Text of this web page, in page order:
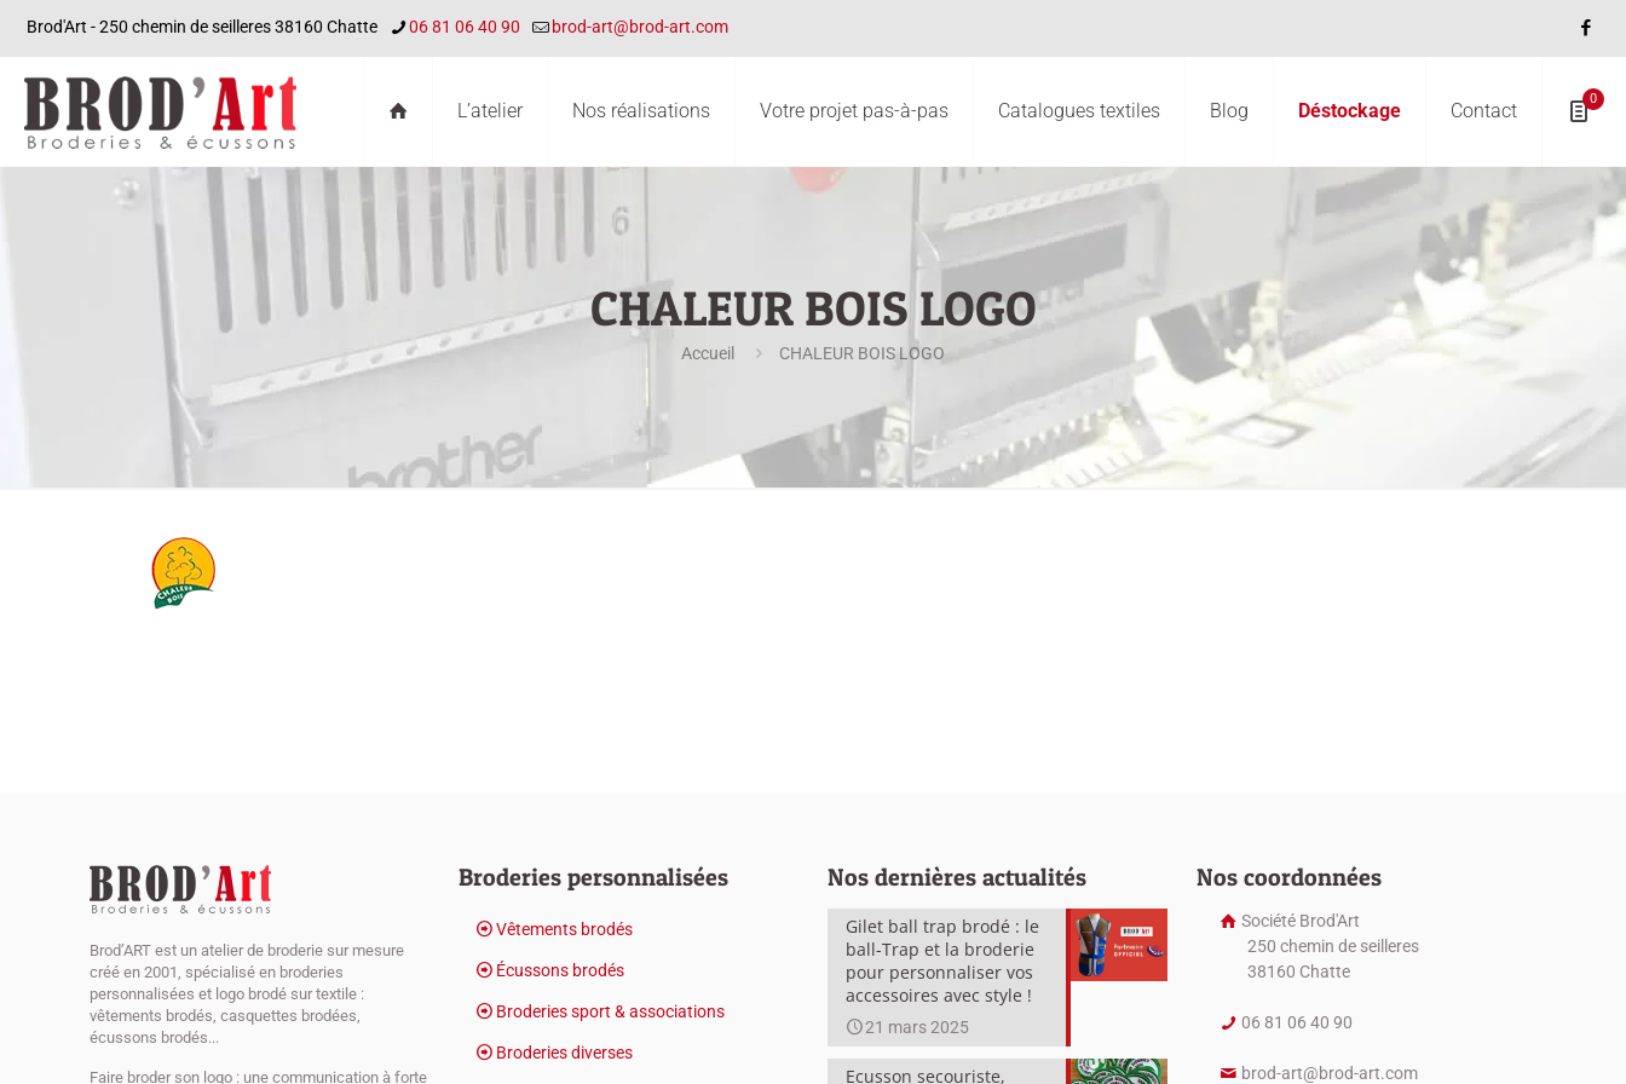
Brod'Art - 250 chemin de seilleres 38160 Chatte 06 81 06 40 90 brod-art@brod-art.com
L’atelier Nos réalisations Votre projet pas-à-pas Catalogues textiles Blog Déstockage Contact
0
CHALEUR BOIS LOGO
Accueil CHALEUR BOIS LOGO
Brod’ART est un atelier de broderie sur mesure
créé en 2001, spécialisé en broderies
personnalisées et logo brodé sur textile :
vêtements brodés, casquettes brodées,
écussons brodés...
Faire broder son logo : une communication à forte
Broderies personnalisées
Vêtements brodés
Écussons brodés
Broderies sport & associations
Broderies diverses
Nos dernières actualités
Gilet ball trap brodé : le
ball-Trap et la broderie
pour personnaliser vos
accessoires avec style !
21 mars 2025
Ecusson secouriste,
Nos coordonnées
Société Brod'Art
250 chemin de seilleres
38160 Chatte
06 81 06 40 90
brod-art@brod-art.com